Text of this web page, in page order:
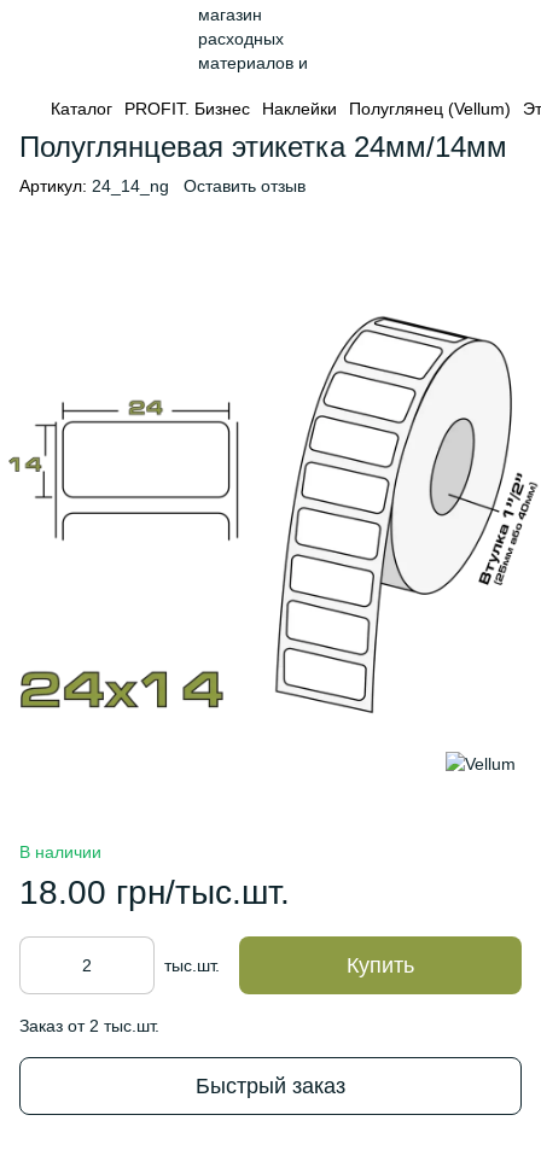
Каталог PROFIT. Бизнес Наклейки Полуглянец (Vellum)
Полуглянцевая этикетка 24мм/14мм
Артикул: 24_14_ng Оставить отзыв
В наличии
18.00 грн/тыс.шт.
тыс.шт. Купить
Заказ от 2 тыс.шт.
Быстрый заказ